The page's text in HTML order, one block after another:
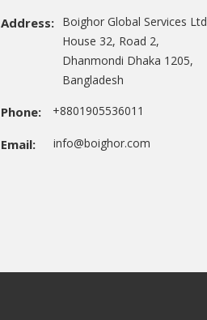
Address: Boighor Global Services Ltd
House 32, Road 2,
Dhanmondi Dhaka 1205,
Bangladesh
Phone: +8801905536011
Email: info@boighor.com